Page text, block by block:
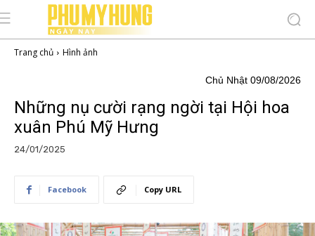
Trang chủ Hình ảnh
Chủ Nhật 09/08/2026
Những nụ cười rạng ngời tại Hội hoa
xuân Phú Mỹ Hưng
24/01/2025
Facebook Copy URL